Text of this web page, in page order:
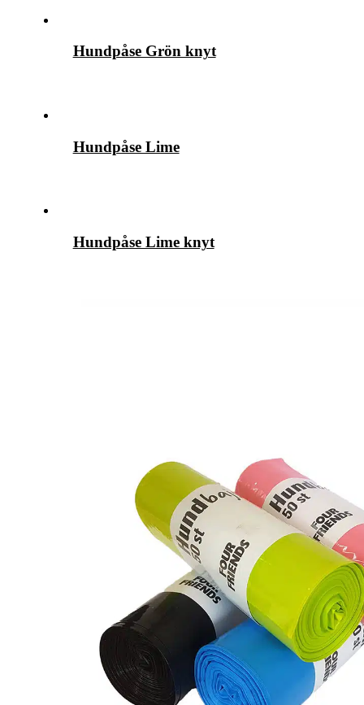
Hundpåse Grön knyt
Hundpåse Lime
Hundpåse Lime knyt